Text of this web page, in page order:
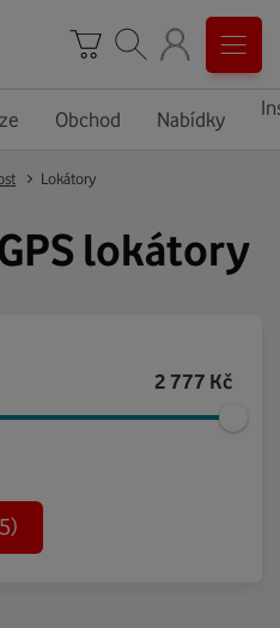
Obchod Nabídky
Lokátory
lokátory
2 777 Kč